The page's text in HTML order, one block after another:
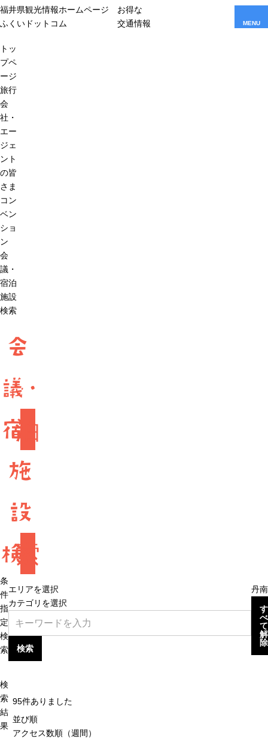
福井県観光情報ホームページ
ふくいドットコム
お得な
交通情報
MENU
トッ
プペ
ージ
旅行
会
社・
エー
ジェ
ント
の皆
さま
コン
ベン
ショ
ン
会
議・
宿泊
施設
検索
会
議・
宿
泊
施
設
検
索
条
件
指
定
検
索
エリアを選択
カテゴリを選択
検索
丹南
す
べ
て
解
除
検
索
結
果
95件ありました
並び順
アクセス数順（週間）